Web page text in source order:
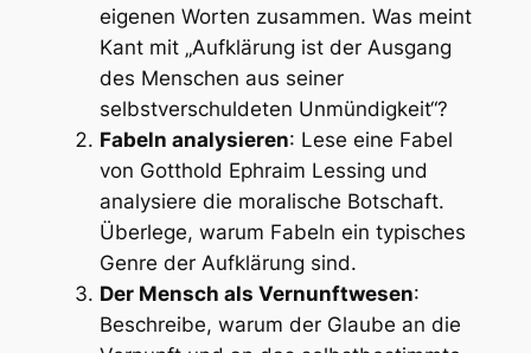
eigenen Worten zusammen. Was meint
Kant mit „Aufklärung ist der Ausgang
des Menschen aus seiner
selbstverschuldeten Unmündigkeit“?
Fabeln analysieren: Lese eine Fabel
von Gotthold Ephraim Lessing und
analysiere die moralische Botschaft.
Überlege, warum Fabeln ein typisches
Genre der Aufklärung sind.
Der Mensch als Vernunftwesen:
Beschreibe, warum der Glaube an die